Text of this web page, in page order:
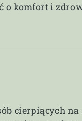
o komfort i
cierpiących